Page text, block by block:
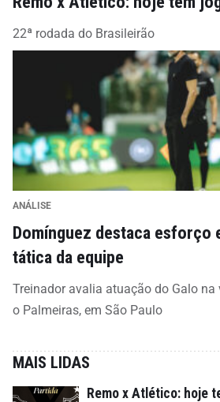
22ª rodada do Brasileirão
ANÁLISE
Domínguez destaca esforço
tática da equipe
Treinador avalia atuação do Galo
o Palmeiras, em São Paulo
MAIS LIDAS
Remo x Atlético: hoje